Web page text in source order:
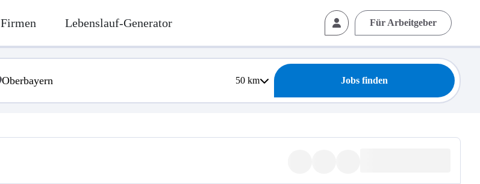
Firmen Lebenslauf-Generator Für Arbeitgeber
50km Jobs finden